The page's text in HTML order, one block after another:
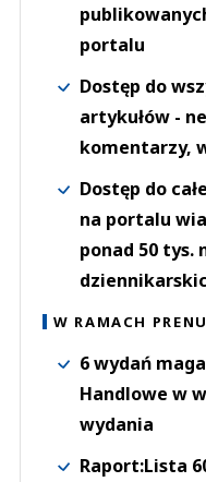
portalu
Dostęp do
artykułów -
komentarzy,
Dostęp do
na portalu
ponad 50 tys.
W RAMACH
6 wydań
Handlowe w
wydania
Raport:Lista